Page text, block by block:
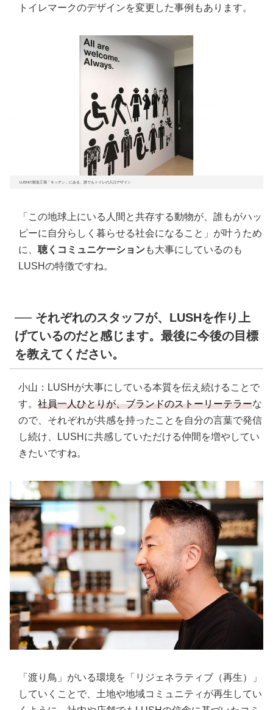
トイレマークのデザインを変更した事例もあります。
LUSHの製造工場「キッチン」にある、誰でもトイレの入口デザイン
「この地球上にいる人間と共存する動物が、誰もがハッ
ピーに自分らしく暮らせる社会になること」が叶うため
に、 聴くコミュニケーションも大事にしているのも
LUSHの特徴ですね。
── それぞれのスタッフが、LUSHを作り上
げているのだと感じます。最後に今後の目標
を教えてください。
小山：LUSHが大事にしている本質を伝え続けることで
す。 社員一人ひとりが、ブランドのストーリーテラーな
ので、それぞれが共感を持ったことを自分の言葉で発信
し続け、LUSHに共感していただける仲間を増やしてい
きたいですね。
「渡り鳥」がいる環境を「リジェネラティブ（再生）」
していくことで、土地や地域コミュニティが再生してい